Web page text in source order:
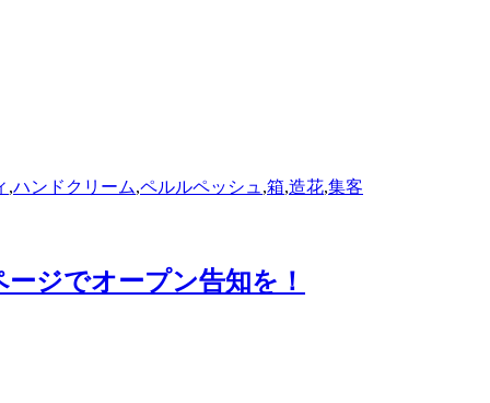
,ハンドクリーム,ペルルペッシュ ,箱,造花,集客
ジでオープン告知を！